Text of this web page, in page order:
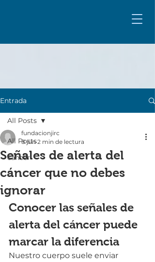
Entrada
All Posts
cáncer
All Posts
Señales de alerta del
cáncer que no debes
ignorar
fundacionjirc
8 jun 2 min de lectura
Conocer las señales de
alerta del cáncer puede
marcar la diferencia
Nuestro cuerpo suele enviar